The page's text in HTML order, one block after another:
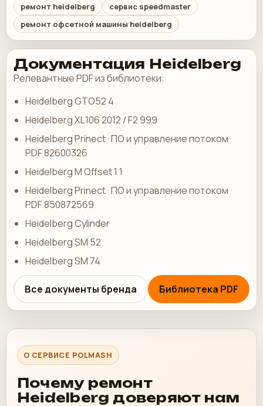
ремонт heidelberg
сервис speedmaster
ремонт офсетной машины heidelberg
Документация Heidelberg
Релевантные PDF из библиотеки:
Heidelberg GTO52 4
Heidelberg XL106 2012 / F2 999
Heidelberg Prinect · ПО и управление потоком ·
PDF 82600326
Heidelberg M Offset 1 1
Heidelberg Prinect · ПО и управление потоком ·
PDF 850872569
Heidelberg Cylinder
Heidelberg SM 52
Heidelberg SM 74
Все документы бренда Библиотека PDF
О СЕРВИСЕ POLMASH
Почему ремонт
Heidelberg доверяют нам